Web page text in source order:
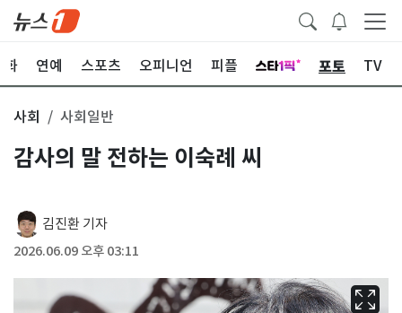
화 연예 스포츠 오피니언 피플 포토 TV
사회 사회일반
감사의 말 전하는 이숙례 씨
김진환 기자
2026.06.09 오후 03:11